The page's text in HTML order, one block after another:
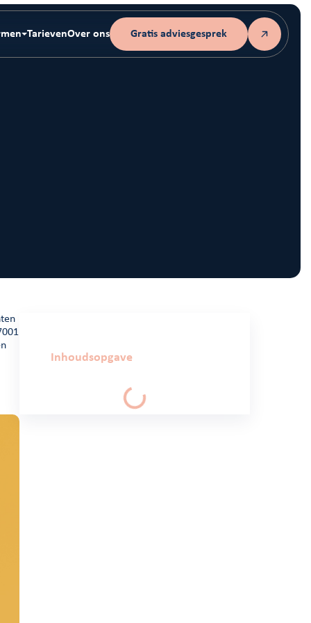
TarievenOver ons Gratis adviesgesprek
Inhoudsopgave